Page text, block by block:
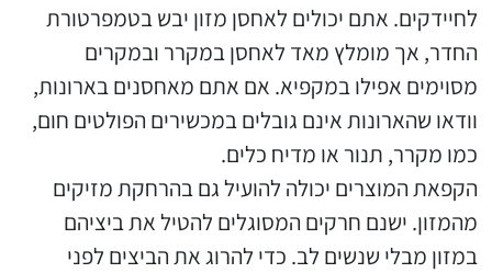
לחיידקים. אתם יכולים לאחסן מזון יבש בטמפרטורת
החדר, אך מומלץ מאד לאחסן במקרר ובמקרים
מסוימים אפילו במקפיא. אם אתם מאחסנים בארונות,
וודאו שהארונות אינם גובלים במכשירים הפולטים חום,
כמו מקרר, תנור או מדיח כלים.
הקפאת המוצרים יכולה להועיל גם בהרחקת מזיקים
מהמזון. ישנם חרקים המסוגלים להטיל את ביציהם
במזון מבלי שנשים לב. כדי להרוג את הביצים לפני